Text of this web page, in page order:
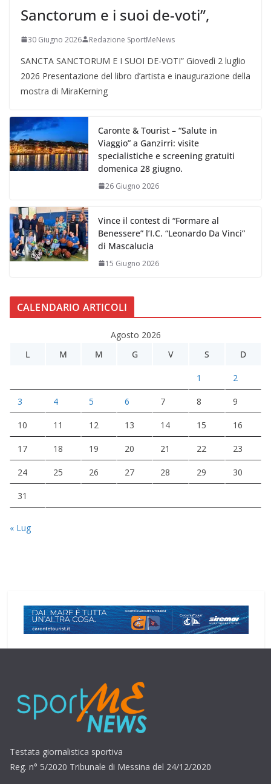
Sanctorum e i suoi de-voti”,
30 Giugno 2026 Redazione SportMeNews
SANCTA SANCTORUM E I SUOI DE-VOTI” Giovedì 2 luglio
2026 Presentazione del libro d’artista e inaugurazione della
mostra di MiraKerning
Caronte & Tourist – “Salute in
Viaggio” a Ganzirri: visite
specialistiche e screening gratuiti
domenica 28 giugno.
26 Giugno 2026
Vince il contest di “Formare al
Benessere” l’I.C. “Leonardo Da Vinci”
di Mascalucia
15 Giugno 2026
CALENDARIO ARTICOLI
Agosto 2026
L
M M G V S D
1 2
3 4 5 6 7 8 9
10 11 12 13 14 15 16
17 18 19 20 21 22 23
24 25 26 27 28 29 30
31
« Lug
Testata giornalistica sportiva
Reg. n° 5/2020 Tribunale di Messina del 24/12/2020